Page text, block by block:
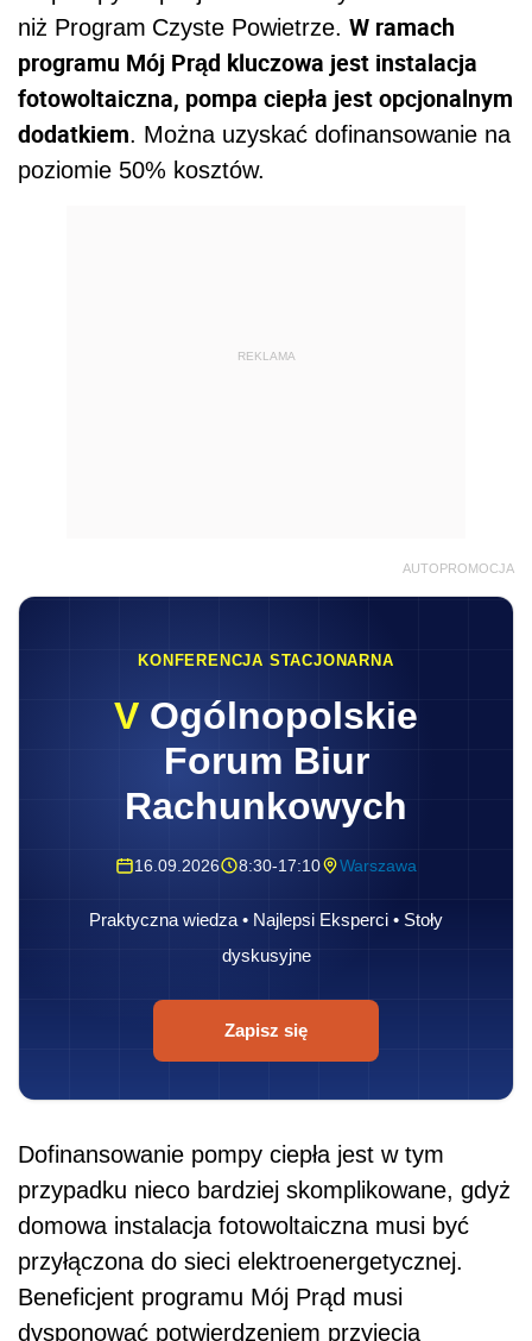
niż Program Czyste Powietrze. W ramach
programu Mój Prąd kluczowa jest instalacja
fotowoltaiczna, pompa ciepła jest opcjonalnym
dodatkiem. Można uzyskać dofinansowanie na
poziomie 50% kosztów.
REKLAMA
AUTOPROMOCJA
KONFERENCJA STACJONARNA
V Ogólnopolskie
Forum Biur
Rachunkowych
16.09.2026 8:30-17:10 Warszawa
Praktyczna wiedza • Najlepsi Eksperci • Stoły
dyskusyjne
Zapisz się
Dofinansowanie pompy ciepła jest w tym
przypadku nieco bardziej skomplikowane, gdyż
domowa instalacja fotowoltaiczna musi być
przyłączona do sieci elektroenergetycznej.
Beneficjent programu Mój Prąd musi
dysponować potwierdzeniem przyjęcia